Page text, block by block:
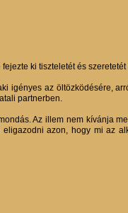
ki tiszteletét és
igényes az öltözködésére,
partnerben.
Az illem nem kívánja
azon, hogy mi az